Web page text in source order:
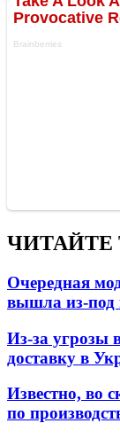
ЧИТАЙТЕ
Очередная
вышла из-под
Из-за угрозы
доставку в
Известно, во
по